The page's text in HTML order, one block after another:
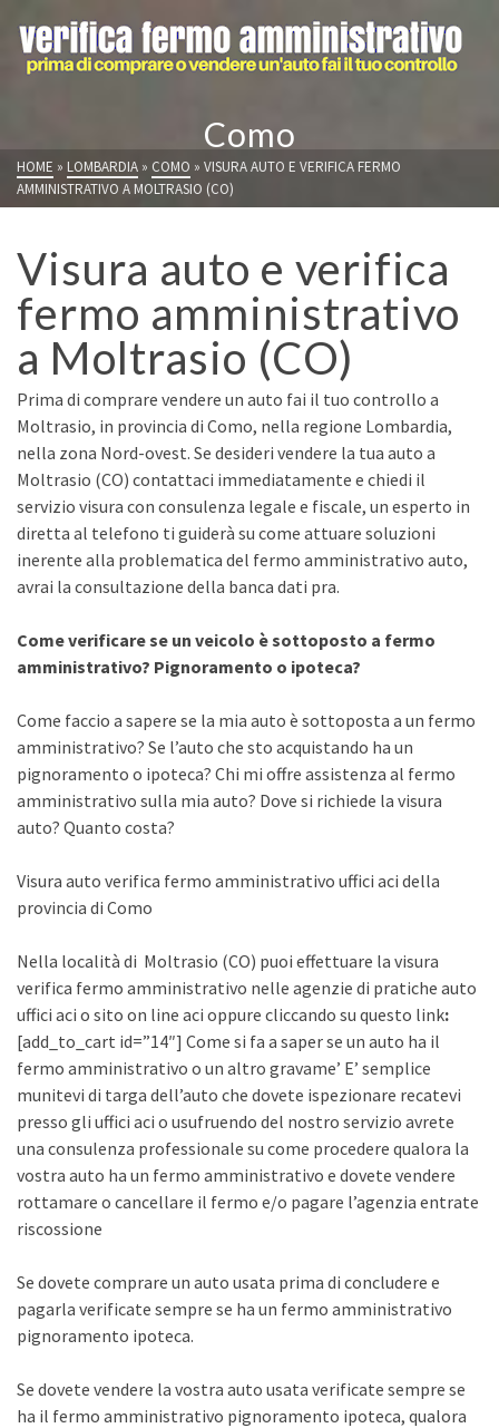
Como
HOME » LOMBARDIA » COMO » VISURA AUTO E VERIFICA FERMO
AMMINISTRATIVO A MOLTRASIO (CO)
Visura auto e verifica
fermo amministrativo
a Moltrasio (CO)
Prima di comprare vendere un auto fai il tuo controllo a
Moltrasio, in provincia di Como, nella regione Lombardia,
nella zona Nord-ovest. Se desideri vendere la tua auto a
Moltrasio (CO) contattaci immediatamente e chiedi il
servizio visura con consulenza legale e fiscale, un esperto in
diretta al telefono ti guiderà su come attuare soluzioni
inerente alla problematica del fermo amministrativo auto,
avrai la consultazione della banca dati pra.
Come verificare se un veicolo è sottoposto a fermo
amministrativo? Pignoramento o ipoteca?
Come faccio a sapere se la mia auto è sottoposta a un fermo
amministrativo? Se l’auto che sto acquistando ha un
pignoramento o ipoteca? Chi mi offre assistenza al fermo
amministrativo sulla mia auto? Dove si richiede la visura
auto? Quanto costa?
Visura auto verifica fermo amministrativo uffici aci della
provincia di Como
Nella località di Moltrasio (CO) puoi effettuare la visura
verifica fermo amministrativo nelle agenzie di pratiche auto
uffici aci o sito on line aci oppure cliccando su questo link:
[add_to_cart id=”14″] Come si fa a saper se un auto ha il
fermo amministrativo o un altro gravame’ E’ semplice
munitevi di targa dell’auto che dovete ispezionare recatevi
presso gli uffici aci o usufruendo del nostro servizio avrete
una consulenza professionale su come procedere qualora la
vostra auto ha un fermo amministrativo e dovete vendere
rottamare o cancellare il fermo e/o pagare l’agenzia entrate
riscossione
Se dovete comprare un auto usata prima di concludere e
pagarla verificate sempre se ha un fermo amministrativo
pignoramento ipoteca.
Se dovete vendere la vostra auto usata verificate sempre se
ha il fermo amministrativo pignoramento ipoteca, qualora